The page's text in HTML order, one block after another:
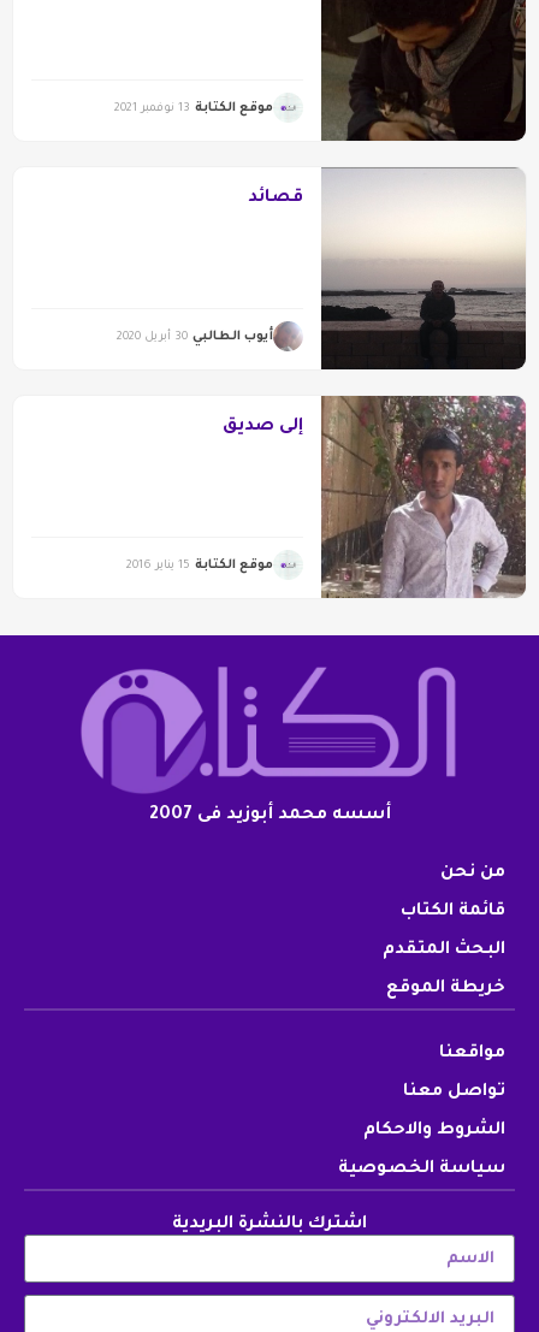
موقع الكتابة 13 نوفمبر 2021
قصائد
أيوب الطالبي 30 أبريل 2020
إلى صديق
موقع الكتابة 15 يناير 2016
أسسه محمد أبوزيد فى 2007
من نحن
قائمة الكتاب
البحث المتقدم
خريطة الموقع
مواقعنا
تواصل معنا
الشروط والاحكام
سياسة الخصوصية
اشترك بالنشرة البريدية